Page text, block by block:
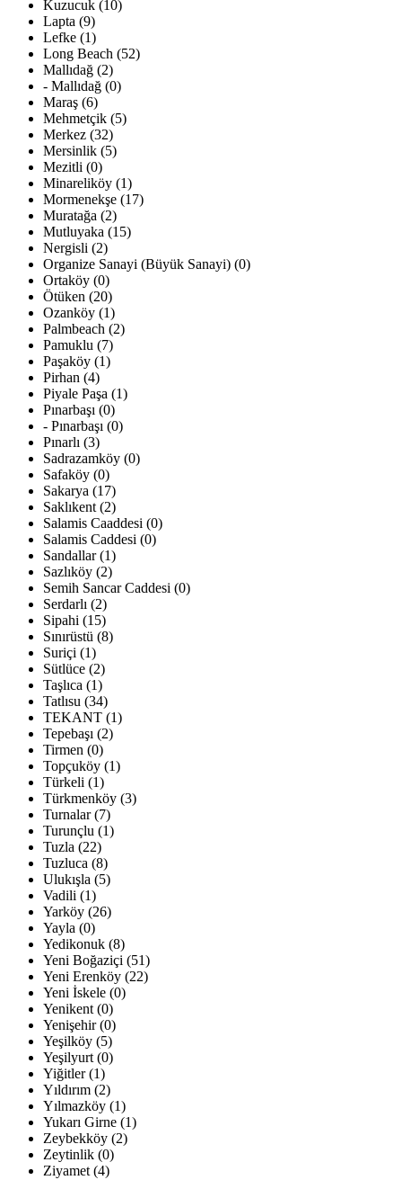
Kuzucuk (10)
Lapta (9)
Lefke (1)
Long Beach (52)
Mallıdağ (2)
- Mallıdağ (0)
Maraş (6)
Mehmetçik (5)
Merkez (32)
Mersinlik (5)
Mezitli (0)
Minareliköy (1)
Mormenekşe (17)
Muratağa (2)
Mutluyaka (15)
Nergisli (2)
Organize Sanayi (Büyük Sanayi) (0)
Ortaköy (0)
Ötüken (20)
Ozanköy (1)
Palmbeach (2)
Pamuklu (7)
Paşaköy (1)
Pirhan (4)
Piyale Paşa (1)
Pınarbaşı (0)
- Pınarbaşı (0)
Pınarlı (3)
Sadrazamköy (0)
Safaköy (0)
Sakarya (17)
Saklıkent (2)
Salamis Caaddesi (0)
Salamis Caddesi (0)
Sandallar (1)
Sazlıköy (2)
Semih Sancar Caddesi (0)
Serdarlı (2)
Sipahi (15)
Sınırüstü (8)
Suriçi (1)
Sütlüce (2)
Taşlıca (1)
Tatlısu (34)
TEKANT (1)
Tepebaşı (2)
Tirmen (0)
Topçuköy (1)
Türkeli (1)
Türkmenköy (3)
Turnalar (7)
Turunçlu (1)
Tuzla (22)
Tuzluca (8)
Ulukışla (5)
Vadili (1)
Yarköy (26)
Yayla (0)
Yedikonuk (8)
Yeni Boğaziçi (51)
Yeni Erenköy (22)
Yeni İskele (0)
Yenikent (0)
Yenişehir (0)
Yeşilköy (5)
Yeşilyurt (0)
Yiğitler (1)
Yıldırım (2)
Yılmazköy (1)
Yukarı Girne (1)
Zeybekköy (2)
Zeytinlik (0)
Ziyamet (4)